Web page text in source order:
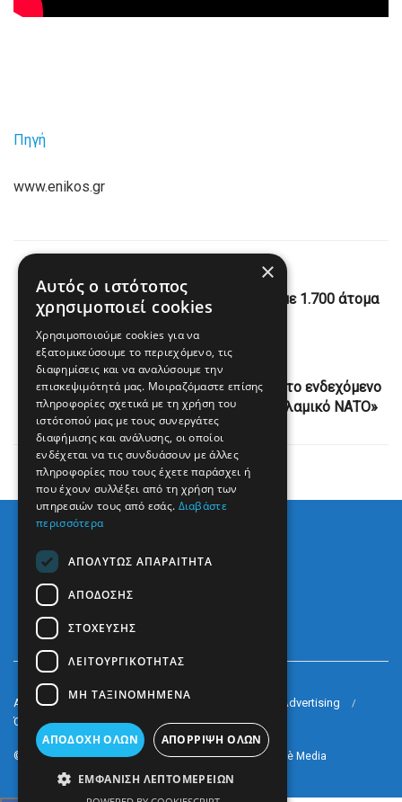
Πηγή
www.enikos.gr
Γαλλία: Καραντίνα σε κρουαζιερόπλοιο με 1.700 άτομα
Next Post
Bloomberg: Το Πακιστάν αφήνει ανοιχτό το ενδεχόμενο
ένταξης της Τουρκίας στο λεγόμενο «ισλαμικό ΝΑΤΟ»
Arkè Media Group Radio Preveza 93
Arkè Advertising
Όροι και Προϋποθέσεις
Επικοινωνία
© 2022PrevezapostInspired byArkè AdvPartner of Arkè Media
×
Αυτός ο ιστότοπος
χρησιμοποιεί cookies
Χρησιμοποιούμε cookies για να
εξατομικεύσουμε το περιεχόμενο, τις
διαφημίσεις και να αναλύσουμε την
επισκεψιμότητά μας. Μοιραζόμαστε επίσης
πληροφορίες σχετικά με τη χρήση του
ιστότοπού μας με τους συνεργάτες
διαφήμισης και ανάλυσης, οι οποίοι
ενδέχεται να τις συνδυάσουν με άλλες
πληροφορίες που τους έχετε παράσχει ή
που έχουν συλλέξει από τη χρήση των
υπηρεσιών τους από εσάς. Διαβάστε
περισσότερα
ΑΠΟΛΎΤΩΣ ΑΠΑΡΑΊΤΗΤΑ
ΑΠΌΔΟΣΗΣ
ΣΤΌΧΕΥΣΗΣ
ΛΕΙΤΟΥΡΓΙΚΌΤΗΤΑΣ
ΜΗ ΤΑΞΙΝΟΜΗΜΈΝΑ
ΑΠΟΔΟΧΉ ΌΛΩΝ ΑΠΌΡΡΙΨΗ ΌΛΩΝ
ΕΜΦΆΝΙΣΗ ΛΕΠΤΟΜΕΡΕΙΏΝ